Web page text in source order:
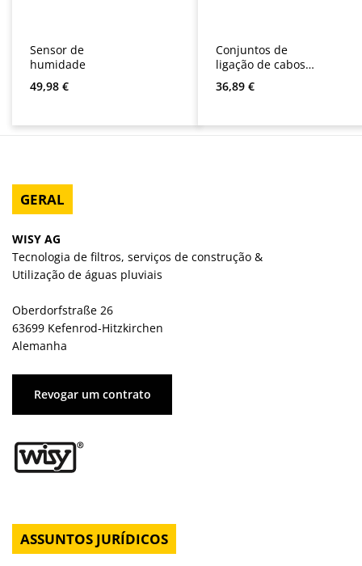
Sensor de
humidade
Preço normal:
49,98 €
Conjuntos de
ligação de cabos
IP 68
Preço normal:
36,89 €
GERAL
WISY AG
Tecnologia de filtros, serviços de construção &
Utilização de águas pluviais
Oberdorfstraße 26
63699 Kefenrod-Hitzkirchen
Alemanha
Revogar um contrato
ASSUNTOS JURÍDICOS